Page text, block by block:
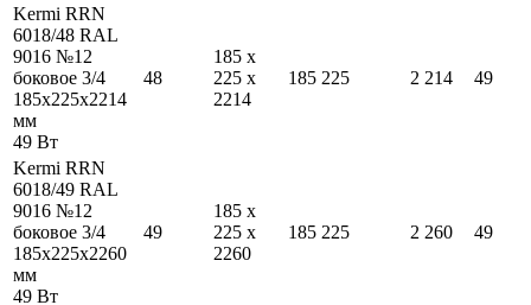
Kermi RRN
6018/48 RAL
9016 №12
боковое 3/4
185x225x2214
мм
49 Вт
48
185 x
225 x
2214
185 225 2 214 49
Kermi RRN
6018/49 RAL
9016 №12
боковое 3/4
185x225x2260
мм
49 Вт
49
185 x
225 x
2260
185 225 2 260 49